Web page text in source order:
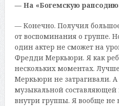
— На «Богемскую
— Конечно. Получил
от воспоминания о группе.
один актер не сможет на
Фредди Меркьюри. Я как
нескольких моментах.
Меркьюри не затрагивали.
музыкальной
внутри группы. Я вообще